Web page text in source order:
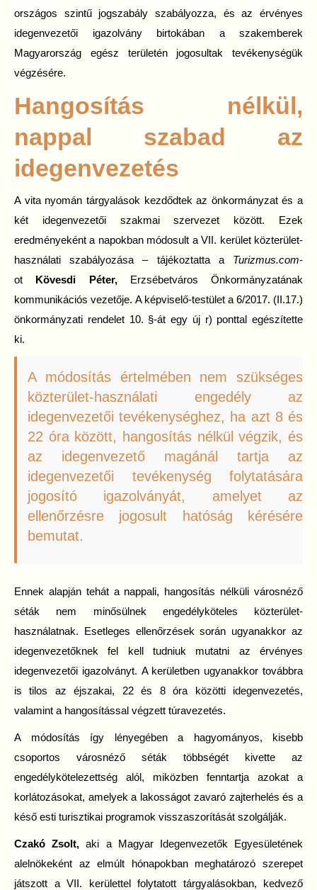
országos szintű jogszabály szabályozza, és az érvényes
idegenvezetői igazolvány birtokában a szakemberek
Magyarország egész területén jogosultak tevékenységük
végzésére.
Hangosítás nélkül,
nappal szabad az
idegenvezetés
A vita nyomán tárgyalások kezdődtek az önkormányzat és a
két idegenvezetői szakmai szervezet között. Ezek
eredményeként a napokban módosult a VII. kerület közterület-
használati szabályozása – tájékoztatta a Turizmus.com-
ot Kövesdi Péter, Erzsébetváros Önkormányzatának
kommunikációs vezetője. A képviselő-testület a 6/2017. (II.17.)
önkormányzati rendelet 10. §-át egy új r) ponttal egészítette
ki.
A módosítás értelmében nem szükséges
közterület-használati engedély az
idegenvezetői tevékenységhez, ha azt 8 és
22 óra között, hangosítás nélkül végzik, és
az idegenvezető magánál tartja az
idegenvezetői tevékenység folytatására
jogosító igazolványát, amelyet az
ellenőrzésre jogosult hatóság kérésére
bemutat.
Ennek alapján tehát a nappali, hangosítás nélküli városnéző
séták nem minősülnek engedélyköteles közterület-
használatnak. Esetleges ellenőrzések során ugyanakkor az
idegenvezetőknek fel kell tudniuk mutatni az érvényes
idegenvezetői igazolványt. A kerületben ugyanakkor továbbra
is tilos az éjszakai, 22 és 8 óra közötti idegenvezetés,
valamint a hangosítással végzett túravezetés.
A módosítás így lényegében a hagyományos, kisebb
csoportos városnéző séták többségét kivette az
engedélykötelezettség alól, miközben fenntartja azokat a
korlátozásokat, amelyek a lakosságot zavaró zajterhelés és a
késő esti turisztikai programok visszaszorítását szolgálják.
Czakó Zsolt, aki a Magyar Idegenvezetők Egyesületének
alelnökeként az elmúlt hónapokban meghatározó szerepet
játszott a VII. kerülettel folytatott tárgyalásokban, kedvező